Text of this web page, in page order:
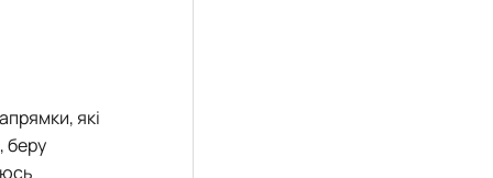
які
беру